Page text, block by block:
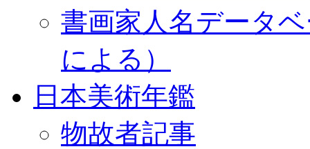
書画家人名データ
による）
日本美術年鑑
物故者記事